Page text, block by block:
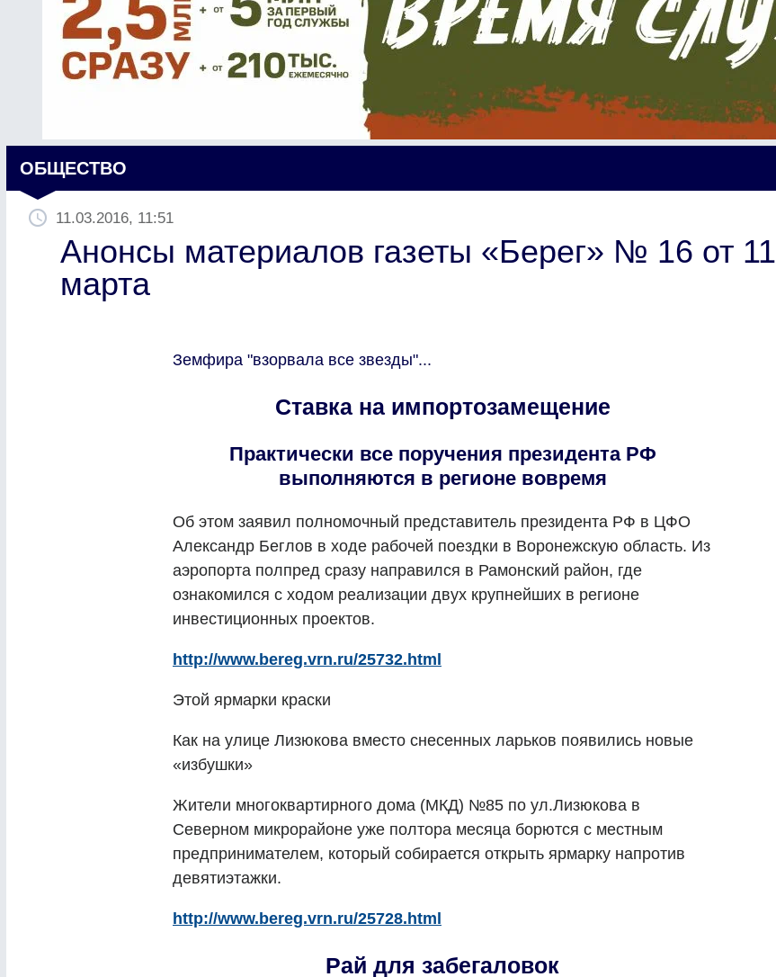
ОБЩЕСТВО
11.03.2016, 11:51
Анонсы материалов газеты «Берег» № 16 от 11
марта
Земфира "взорвала все звезды"...
Ставка на импортозамещение
Практически все поручения президента РФ
выполняются в регионе вовремя
Об этом заявил полномочный представитель президента РФ в ЦФО
Александр Беглов в ходе рабочей поездки в Воронежскую область. Из
аэропорта полпред сразу направился в Рамонский район, где
ознакомился с ходом реализации двух крупнейших в регионе
инвестиционных проектов.
http://www.bereg.vrn.ru/25732.html
Этой ярмарки краски
Как на улице Лизюкова вместо снесенных ларьков появились новые
«избушки»
Жители многоквартирного дома (МКД) №85 по ул.Лизюкова в
Северном микрорайоне уже полтора месяца борются с местным
предпринимателем, который собирается открыть ярмарку напротив
девятиэтажки.
http://www.bereg.vrn.ru/25728.html
Рай для забегаловок